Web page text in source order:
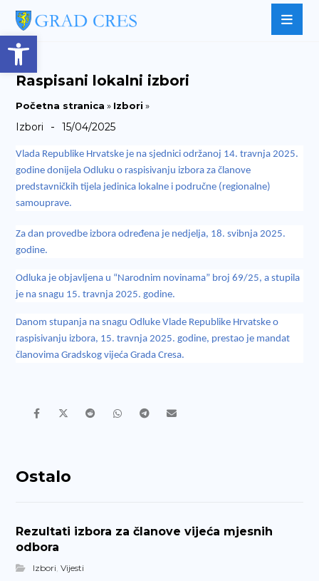
Open toolbar
Raspisani lokalni izbori
Početna stranica » Izbori »
Izbori - 15/04/2025
Vlada Republike Hrvatske je na sjednici održanoj 14. travnja 2025.
godine donijela Odluku o raspisivanju izbora za članove
predstavničkih tijela jedinica lokalne i područne (regionalne)
samouprave.
Za dan provedbe izbora određena je nedjelja, 18. svibnja 2025.
godine.
Odluka je objavljena u “Narodnim novinama” broj 69/25, a stupila
je na snagu 15. travnja 2025. godine.
Danom stupanja na snagu Odluke Vlade Republike Hrvatske o
raspisivanju izbora, 15. travnja 2025. godine, prestao je mandat
članovima Gradskog vijeća Grada Cresa.
Ostalo
Rezultati izbora za članove vijeća mjesnih
odbora
Izbori,Vijesti